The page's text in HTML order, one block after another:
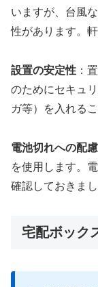
いますが、台風
性があります。
設置の安定性 ：
のためにセキュ
ガ等）を入れる
電池切れへの配慮
を使用します。
確認しておきまし
宅配ボック